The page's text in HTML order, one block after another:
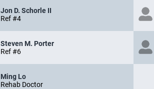
Jon D. Schorle II
Ref #4
Steven M. Porter
Ref #6
Ming Lo
Rehab Doctor